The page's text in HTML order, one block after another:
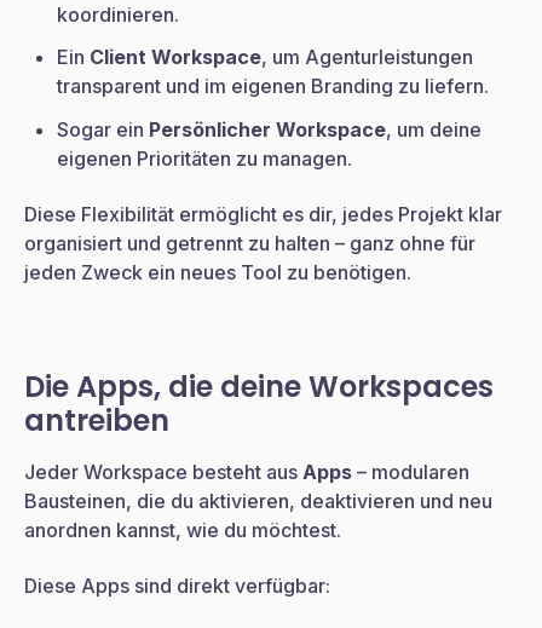
koordinieren.
Ein Client Workspace, um Agenturleistungen
transparent und im eigenen Branding zu liefern.
Sogar ein Persönlicher Workspace, um deine
eigenen Prioritäten zu managen.
Diese Flexibilität ermöglicht es dir, jedes Projekt klar
organisiert und getrennt zu halten – ganz ohne für
jeden Zweck ein neues Tool zu benötigen.
Die Apps, die deine Workspaces
antreiben
Jeder Workspace besteht aus Apps – modularen
Bausteinen, die du aktivieren, deaktivieren und neu
anordnen kannst, wie du möchtest.
Diese Apps sind direkt verfügbar: